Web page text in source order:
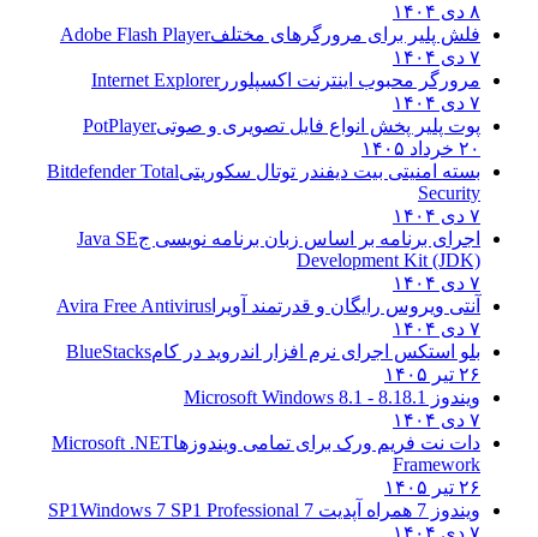
فلش پلیر برای مرورگرهای مختلف Adobe Flash Player
مرورگر محبوب اینترنت اکسپلورر Internet Explorer
پوت پلیر پخش انواع فایل تصویری و صوتیPotPlayer
۲۰ خرداد ۱۴۰۵
بسته امنیتی بیت دیفندر توتال سکوریتیBitdefender Total
Security
اجرای برنامه بر اساس زبان برنامه نویسی ج Java SE
Development Kit (JDK)
آنتی ویروس رایگان و قدرتمند آویراAvira Free Antivirus
بلو استکس اجرای نرم افزار اندروید در کامBlueStacks
۲۶ تیر ۱۴۰۵
ویندوز 8.18.1 - Microsoft Windows 8.1
دات نت فریم ورک برای تمامی ویندوزهاMicrosoft .NET
Framework
۲۶ تیر ۱۴۰۵
ویندوز 7 همراه آپدیت 7 SP1
Windows 7 SP1 Professional